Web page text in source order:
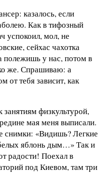
казалось, если
Как в тифозный
успокоил, мол, не
сейxас чахотка
полежишь у нас, потом в
же. Спрашиваю: а
от тебя зависит, как
занятиям физкультурой,
мая меня выписали.
снимки: «Видишь? Легкие
яблонь дым…» Так и
радости! Поехал в
под Киевом, там три